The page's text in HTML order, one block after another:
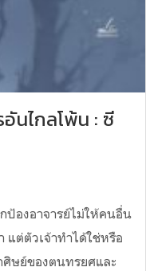
นไกลโพ้น : ซี
ป้องอาจารย์ไม่ให้คนอื่น
แต่ตัวเจ้าทำได้ใช่หรือ
ศิษย์ของตนทรยศและ